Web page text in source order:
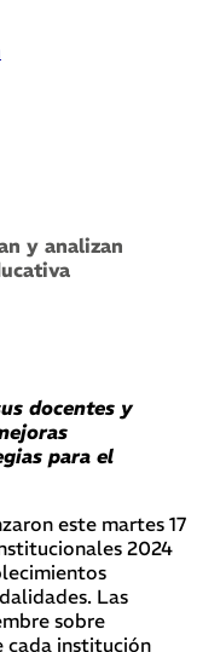
y analizan
docentes y
para el
este martes 17
2024
Las
sobre
cada institución